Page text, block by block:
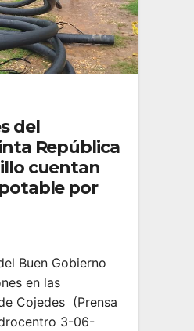
del
República
cuentan
por
Buen Gobierno
en las
Cojedes (Prensa
3-06-